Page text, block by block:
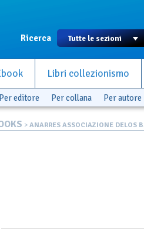
Ricerca
Libri collezionismo
Per editore Per collana Per autore
> ANARRES ASSOCIAZIONE DELOS